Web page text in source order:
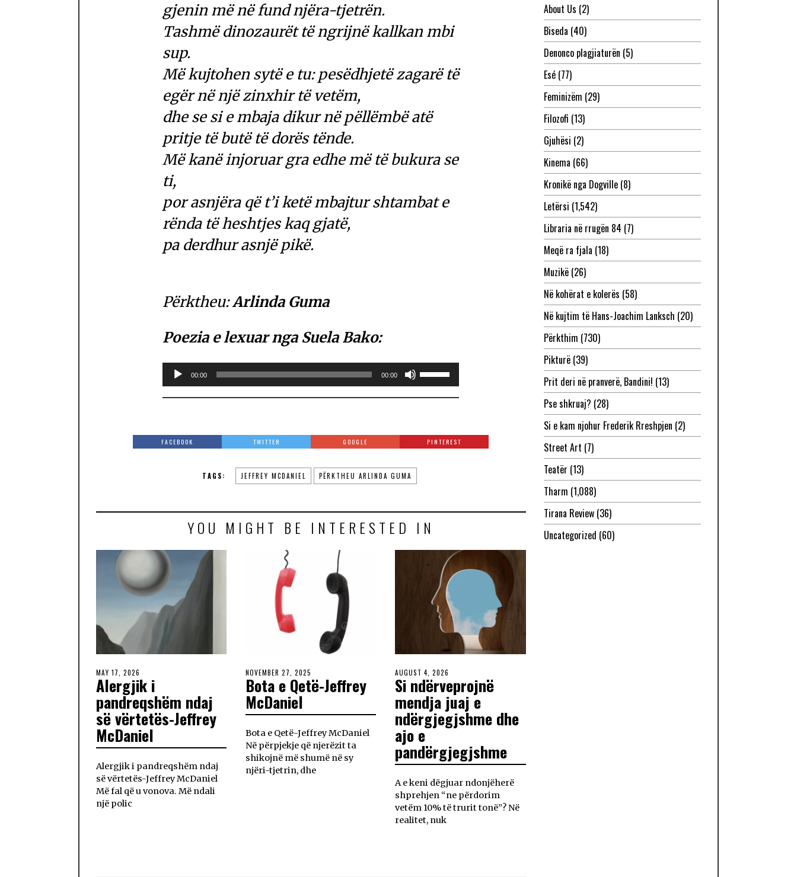
gjenin më në fund njëra-tjetrën.
Tashmë dinozaurët të ngrijnë kallkan mbi
sup.
Më kujtohen sytë e tu: pesëdhjetë zagarë të
egër në një zinxhir të vetëm,
dhe se si e mbaja dikur në pëllëmbë atë
pritje të butë të dorës tënde.
Më kanë injoruar gra edhe më të bukura se
ti,
por asnjëra që t’i ketë mbajtur shtambat e
rënda të heshtjes kaq gjatë,
pa derdhur asnjë pikë.
Përktheu:Arlinda Guma
Poezia e lexuar nga Suela Bako:
Audio
Player
00:00 00:00
Use
Up/Down
keys
decrease
FACEBOOK TWITTER GOOGLE PINTEREST
TAGS: JEFFREY MCDANIEL PËRKTHEU ARLINDA GUMA
YOU MIGHT BE INTERESTED IN
MAY 17, 2026
Alergjik i
pandreqshëm ndaj
së vërtetës-Jeffrey
McDaniel
Alergjik i pandreqshëm ndaj
së vërtetës-Jeffrey McDaniel
Më fal që u vonova. Më ndali
një polic
NOVEMBER 27, 2025
Bota e Qetë-Jeffrey
McDaniel
Bota e Qetë-Jeffrey McDaniel
Në përpjekje që njerëzit ta
shikojnë më shumë në sy
njëri-tjetrin, dhe
AUGUST 4, 2026
Si ndërveprojnë
mendja juaj e
ndërgjegjshme dhe
ajo e
pandërgjegjshme
A e keni dëgjuar ndonjëherë
shprehjen “ne përdorim
vetëm 10% të trurit tonë”? Në
realitet, nuk
About Us (2)
Biseda (40)
Denonco plagjiaturën (5)
Esé(77)
Feminizëm (29)
Filozofi (13)
Gjuhësi (2)
Kinema (66)
Kronikë nga Dogville(8)
Letërsi (1,542)
Libraria në rrugën 84 (7)
Meqë ra fjala (18)
Muzikë(26)
Në kohërat e kolerës (58)
Në kujtim të Hans-Joachim Lanksch (20)
Përkthim (730)
Pikturë(39)
Prit deri në pranverë, Bandini! (13)
Pse shkruaj? (28)
Si e kam njohur Frederik Rreshpjen (2)
Street Art (7)
Teatër (13)
Tharm (1,088)
Tirana Review(36)
Uncategorized (60)